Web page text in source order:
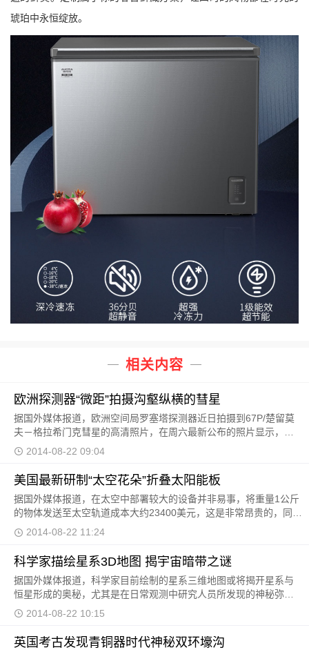
琥珀中永恒绽放。
相关内容
欧洲探测器“微距”拍摄沟壑纵横的彗星
据国外媒体报道，欧洲空间局罗塞塔探测器近日拍摄到67P/楚留莫
夫－格拉希门克彗星的高清照片，在周六最新公布的照片显示，探
测器距离彗星大约58英里，即93.5公里。彗星外形酷似花
2014-08-22 09:04
美国最新研制“太空花朵”折叠太阳能板
据国外媒体报道，在太空中部署较大的设备并非易事，将重量1公斤
的物体发送至太空轨道成本大约23400美元，这是非常昂贵的，同时
占用空间受到限制。为了处理这些问题，美国宇航局
2014-08-22 11:24
科学家描绘星系3D地图 揭宇宙暗带之谜
据国外媒体报道，科学家目前绘制的星系三维地图或将揭开星系与
恒星形成的奥秘，尤其是在日常观测中研究人员所发现的神秘弥散
星际暗带，如果我们能破解这个谜团，就能揭开银河
2014-08-22 10:15
英国考古发现青铜器时代神秘双环壕沟